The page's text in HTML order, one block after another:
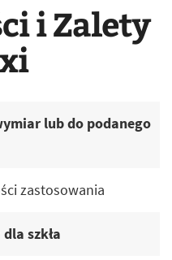
i Zalety
lub do podanego
zastosowania
szkła